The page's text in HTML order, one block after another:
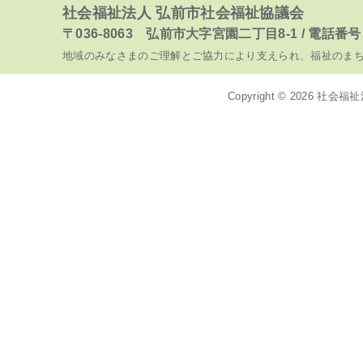
社会福祉法人 弘前市社会福祉協議会
〒036-8063 弘前市大字宮園二丁目8-1 / 電話番
地域のみなさまのご理解とご協力により支えられ、福祉のま
Copyright © 2026社会福